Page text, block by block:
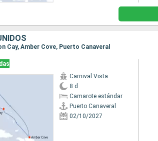
Cay, Amber Cove, Puerto Canaveral
Carnival Vista
8 d
Camarote estándar
Puerto Canaveral
02/10/2027